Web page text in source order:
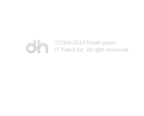
©2004-2014 Robin panel
IT Patrol inc. All right reserved.